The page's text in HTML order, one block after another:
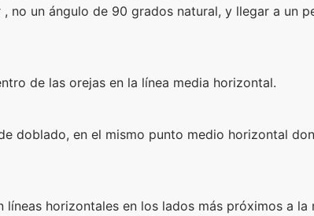
no un ángulo de 90 grados natural, y llegar a un
de las orejas en la línea media horizontal.
doblado, en el mismo punto medio horizontal
horizontales en los lados más próximos a la